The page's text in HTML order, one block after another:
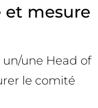
et mesure
une Head of
le comité